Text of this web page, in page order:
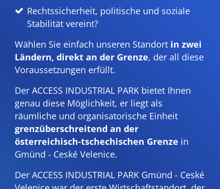
Rechtssicherheit, politische und soziale
Stabilität vereint?
Wählen Sie einfach unseren Standort in zwei
Ländern, direkt an der Grenze, der all diese
Voraussetzungen erfüllt.
Der ACCESS INDUSTRIAL PARK bietet Ihnen
genau diese Möglichkeit, er liegt als
räumliche und organisatorische Einheit
grenzüberschreitend an der
österreichisch-tschechischen Grenze in
Gmünd - Ceské Velenice.
Der ACCESS INDUSTRIAL PARK Gmünd - Ceské